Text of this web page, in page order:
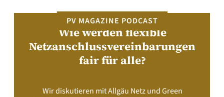
PV MAGAZINE PODCAST
Wie werden flexible
Netzanschlussvereinbarungen
fair für alle?
Wir diskutieren mit Allgäu Netz und Green